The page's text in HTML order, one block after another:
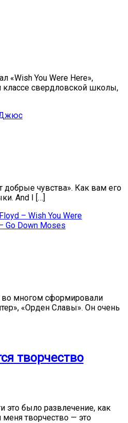
«Wish You Were Here»,
классе свердловской школы,
чувства». Как вам его
And I […]
– Wish You Were
Go Down Moses
во многом сформировали
«Орден Славы». Он очень
творчество
это было развлечение, как
творчество — это